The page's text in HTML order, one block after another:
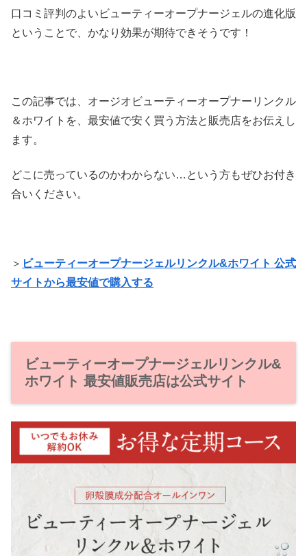
口コミ評判のよいビューティーオープナージェルの進化版
ということで、かなり効果が期待できそうです！
この記事では、オージオビューティーオープナーリンクル
＆ホワイトを、最安値で安く買う方法と販売店をお伝えし
ます。
どこに売っているのかわからない…という方もぜひお付き
合いください。
＞ ビューティーオープナージェルリンクル&ホワイト 公式
サイトから最安値で購入する
ビューティーオープナージェルリンクル&
ホワイト 最安値販売店は公式サイト